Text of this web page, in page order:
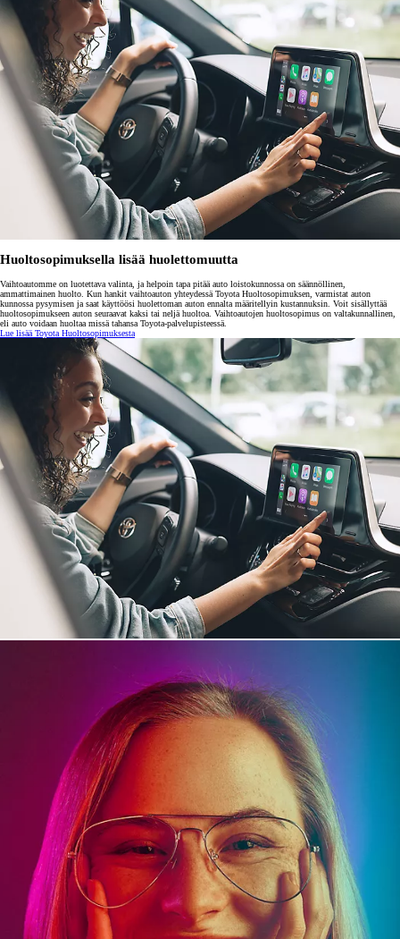
Huoltosopimuksella lisää huolettomuutta
Vaihtoautomme on luotettava valinta, ja helpoin tapa pitää auto loistokunnossa on säännöllinen,
ammattimainen huolto. Kun hankit vaihtoauton yhteydessä Toyota Huoltosopimuksen, varmistat auton
kunnossa pysymisen ja saat käyttöösi huolettoman auton ennalta määritellyin kustannuksin. Voit sisällyttää
huoltosopimukseen auton seuraavat kaksi tai neljä huoltoa. Vaihtoautojen huoltosopimus on valtakunnallinen,
eli auto voidaan huoltaa missä tahansa Toyota-palvelupisteessä.
Lue lisää Toyota Huoltosopimuksesta